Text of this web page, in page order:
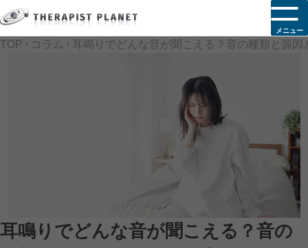
メニュー
TOP コラム 耳鳴りでどんな音が聞こえる？音の種類と源因
耳鳴りでどんな音が聞こえる？音の